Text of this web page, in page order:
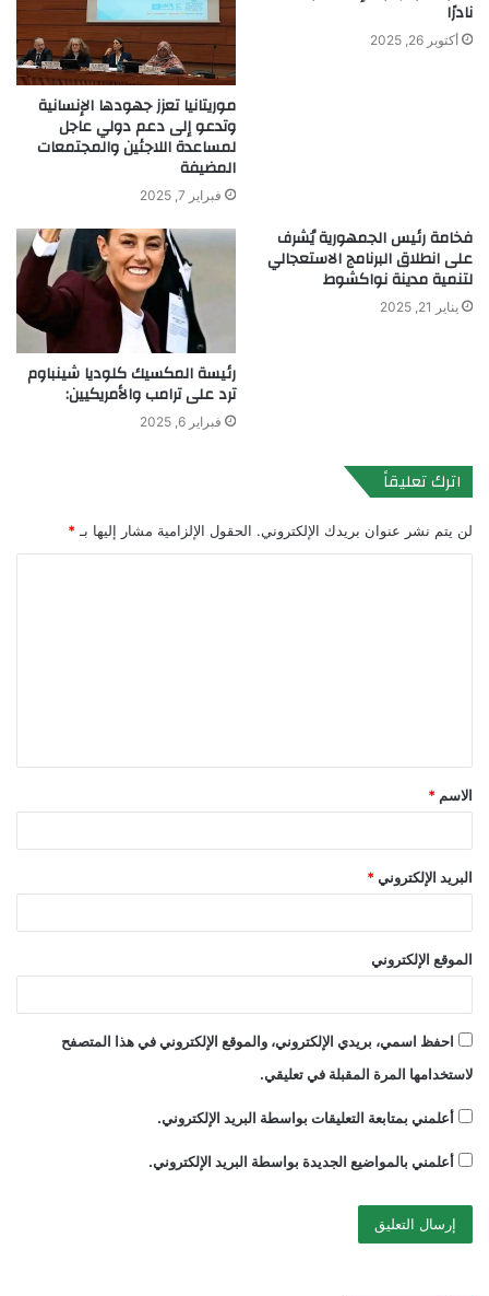
نادرًا
أكتوبر 26, 2025
موريتانيا تعزز جهودها الإنسانية
وتدعو إلى دعم دولي عاجل
لمساعدة اللاجئين والمجتمعات
المضيفة
فبراير 7, 2025
فخامة رئيس الجمهورية يُشرف
على انطلاق البرنامج الاستعجالي
لتنمية مدينة نواكشوط
يناير 21, 2025
رئيسة المكسيك كلوديا شينباوم
ترد على ترامب والأمريكيين:
فبراير 6, 2025
اترك تعليقاً
لن يتم نشر عنوان بريدك الإلكتروني. الحقول الإلزامية مشار إليها بـ *
ق
*
الاسم *
البريد الإلكتروني *
الموقع الإلكتروني
احفظ اسمي، بريدي الإلكتروني، والموقع الإلكتروني في هذا المتصفح
لاستخدامها المرة المقبلة في تعليقي.
أعلمني بمتابعة التعليقات بواسطة البريد الإلكتروني.
أعلمني بالمواضيع الجديدة بواسطة البريد الإلكتروني.